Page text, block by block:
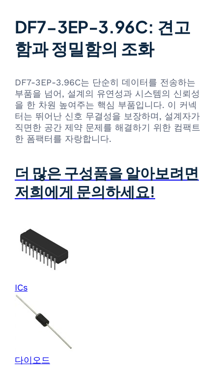
DF7-3EP-3.96C: 견고
함과 정밀함의 조화
DF7-3EP-3.96C는 단순히 데이터를 전송하는
부품을 넘어, 설계의 유연성과 시스템의 신뢰성
을 한 차원 높여주는 핵심 부품입니다. 이 커넥
터는 뛰어난 신호 무결성을 보장하며, 설계자가
직면한 공간 제약 문제를 해결하기 위한 컴팩트
한 폼팩터를 자랑합니다.
더 많은 구성품을 알아보려면
저희에게 문의하세요!
ICs
다이오드